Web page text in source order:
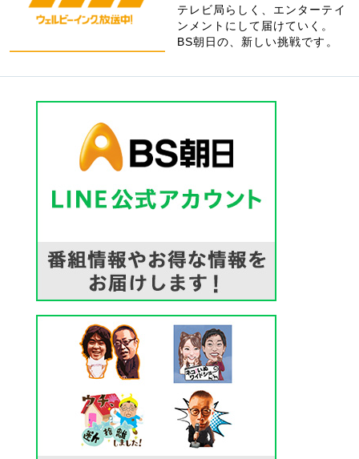
テレビ局らしく、エンターテイ
ンメントにして届けていく。
BS朝日の、新しい挑戦です。